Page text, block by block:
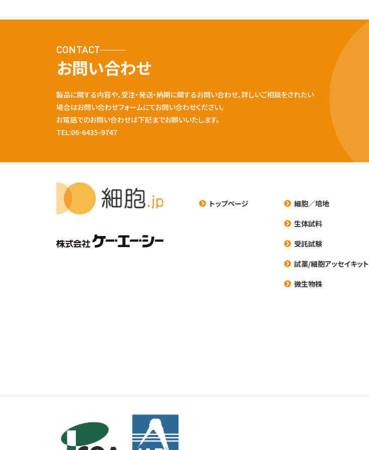
CONTACT
お問い合わせ
製品に関する内容や、受注・発送・納期に関するお問い合わせ、詳しいご相談をされたい
場合はお問い合わせフォームにてお問い合わせください。
お電話でのお問い合わせは下記までお願いいたします。
TEL:06-6435-9747
トップページ
細胞／培地
生体試料
受託試験
試薬/細胞アッセイキット
微生物株